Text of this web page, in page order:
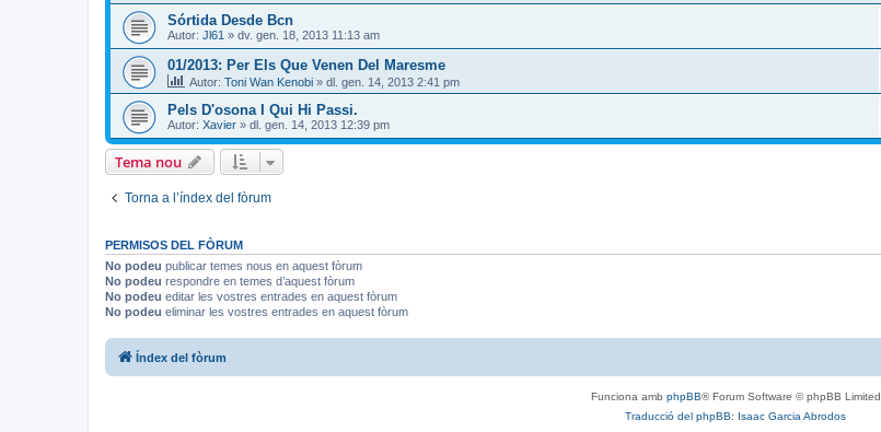
Sórtida Desde Bcn
Autor: Jl61 » dv. gen. 18, 2013 11:13 am
01/2013: Per Els Que Venen Del Maresme
Autor: Toni Wan Kenobi » dl. gen. 14, 2013 2:41 pm
Pels D'osona I Qui Hi Passi.
Autor: Xavier » dl. gen. 14, 2013 12:39 pm
Tema nou
Torna a l’índex del fòrum
PERMISOS DEL FÒRUM
No podeu publicar temes nous en aquest fòrum
No podeu respondre en temes d’aquest fòrum
No podeu editar les vostres entrades en aquest fòrum
No podeu eliminar les vostres entrades en aquest fòrum
Índex del fòrum
Funciona amb phpBB® Forum Software © phpBB Limited
Traducció del phpBB: Isaac Garcia Abrodos